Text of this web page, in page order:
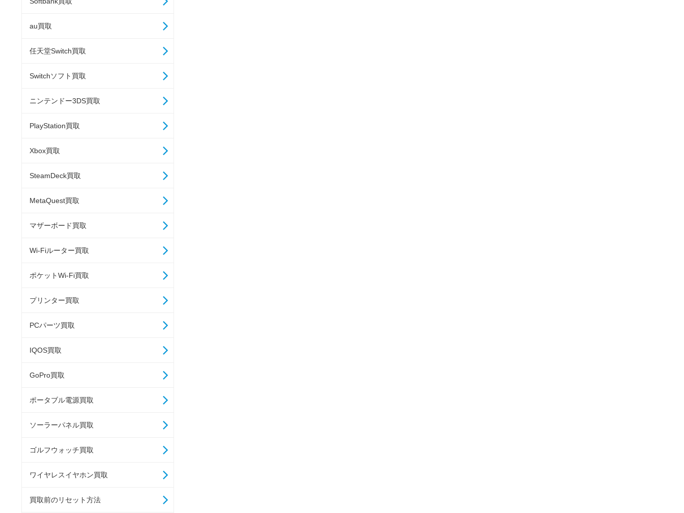
au買取
任天堂Switch買取
Switchソフト買取
ニンテンドー3DS買取
PlayStation買取
Xbox買取
SteamDeck買取
MetaQuest買取
マザーボード買取
Wi-Fiルーター買取
ポケットWi-Fi買取
プリンター買取
PCパーツ買取
IQOS買取
GoPro買取
ポータブル電源買取
ソーラーパネル買取
ゴルフウォッチ買取
ワイヤレスイヤホン買取
買取前のリセット方法